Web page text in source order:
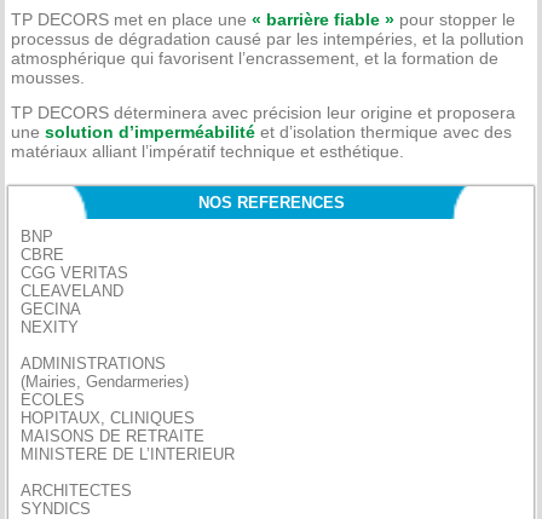
TP DECORS met en place une« barrière fiable » pour stopper le
processus de dégradation causé par les intempéries, et la pollution
atmosphérique qui favorisent l’encrassement, et la formation de
mousses.
TP DECORS déterminera avec précision leur origine et proposera
unesolution d’imperméabilité et d’isolation thermique avec des
matériaux alliant l’impératif technique et esthétique.
NOS REFERENCES
BNP
CBRE
CGG VERITAS
CLEAVELAND
GECINA
NEXITY
ADMINISTRATIONS
(Mairies, Gendarmeries)
ECOLES
HOPITAUX, CLINIQUES
MAISONS DE RETRAITE
MINISTERE DE L’INTERIEUR
ARCHITECTES
SYNDICS